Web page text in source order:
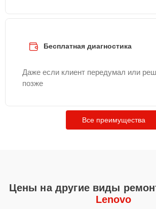
Бесплатная диагностика
Даже если клиент передумал или
позже
Все преимущества
Цены на другие виды
Lenovo